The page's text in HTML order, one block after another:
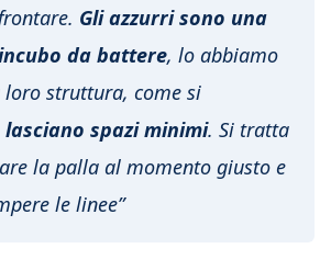
Gli azzurri sono una
da battere, lo abbiamo
loro struttura, come si
lasciano spazi minimi. Si tratta
la palla al momento giusto e
le linee”